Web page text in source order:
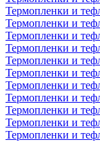
Термопленки и
Термопленки и
Термопленки и
Термопленки и
Термопленки и
Термопленки и
Термопленки и
Термопленки и
Термопленки и
Термопленки и
Термопленки и